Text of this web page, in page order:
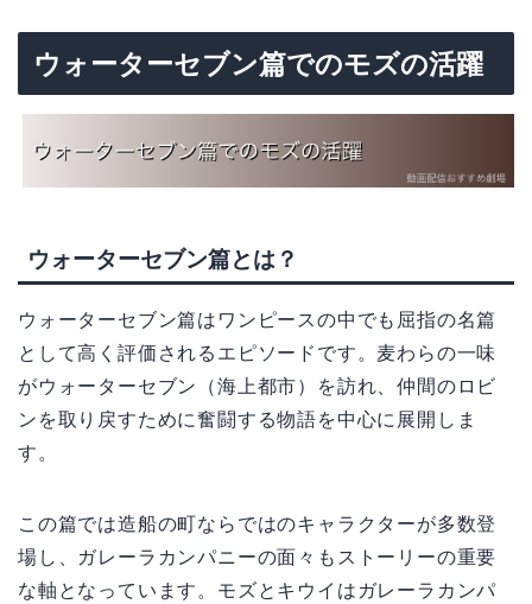
ウォーターセブン篇でのモズの活躍
ウォーターセブン篇とは？
ウォーターセブン篇はワンピースの中でも屈指の名篇
として高く評価されるエピソードです。麦わらの一味
がウォーターセブン（海上都市）を訪れ、仲間のロビ
ンを取り戻すために奮闘する物語を中心に展開しま
す。
この篇では造船の町ならではのキャラクターが多数登
場し、ガレーラカンパニーの面々もストーリーの重要
な軸となっています。モズとキウイはガレーラカンパ